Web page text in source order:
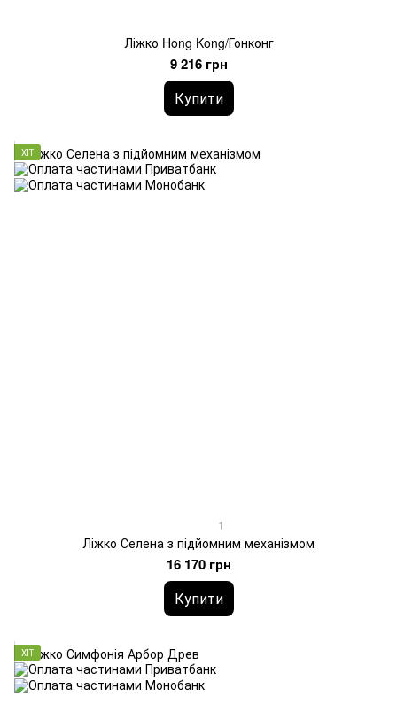
Ліжко Hong Kong/Гонконг
9 216 грн
Купити
ХІТ
1
Ліжко Селена з підйомним механізмом
16 170 грн
Купити
ХІТ